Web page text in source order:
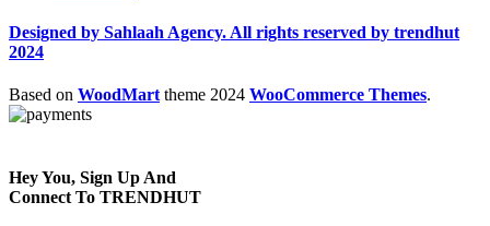
Designed by Sahlaah Agency. All rights reserved by trendhut
2024
Based on WoodMart theme 2024 WooCommerce Themes.
Hey You, Sign Up And
Connect To TRENDHUT